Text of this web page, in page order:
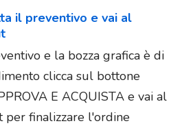
il preventivo e vai al
e la bozza grafica è di
clicca sul bottone
E ACQUISTA e vai al
per finalizzare l'ordine